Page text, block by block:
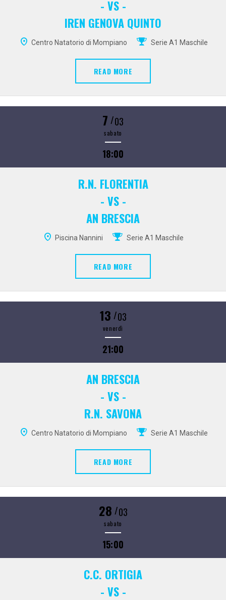
- VS -
IREN GENOVA QUINTO
Centro Natatorio di Mompiano Serie A1 Maschile
READ MORE
7 /03
sabato
18:00
R.N. FLORENTIA
- VS -
AN BRESCIA
Piscina Nannini Serie A1 Maschile
READ MORE
13 /03
venerdì
21:00
AN BRESCIA
- VS -
R.N. SAVONA
Centro Natatorio di Mompiano Serie A1 Maschile
READ MORE
28 /03
sabato
15:00
C.C. ORTIGIA
- VS -